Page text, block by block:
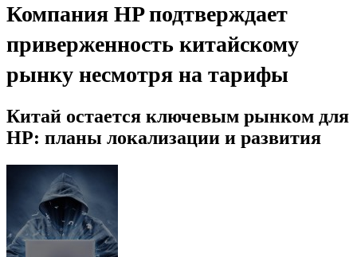
Компания HP подтверждает
приверженность китайскому
рынку несмотря на тарифы
Китай остается ключевым рынком для
HP: планы локализации и развития